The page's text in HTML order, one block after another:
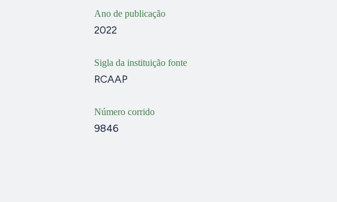
Ano de publicação
2022
Sigla da instituição fonte
RCAAP
Número corrido
9846